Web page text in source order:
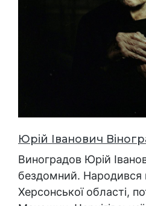
Юрій Іванович
Виноградов Юрій
бездомний. Народився
Херсонської області,